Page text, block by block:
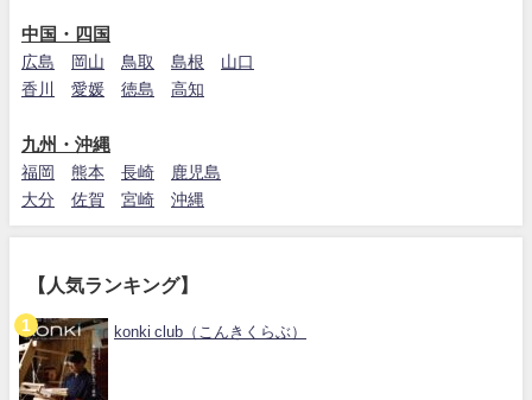
中国・四国
広島 岡山 鳥取 島根
山口
香川
愛媛 徳島 高知
九州・沖縄
福岡 熊本 長崎
鹿児島
大分
佐賀 宮崎 沖縄
【人気ランキング】
konki club（こんきくらぶ）